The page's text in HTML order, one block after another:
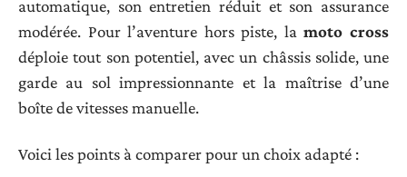
automatique, son entretien réduit et son assurance
modérée. Pour l’aventure hors piste, lamoto cross
déploie tout son potentiel, avec un châssis solide, une
garde au sol impressionnante et la maîtrise d’une
boîte de vitesses manuelle.
Voici les points à comparer pour un choix adapté :